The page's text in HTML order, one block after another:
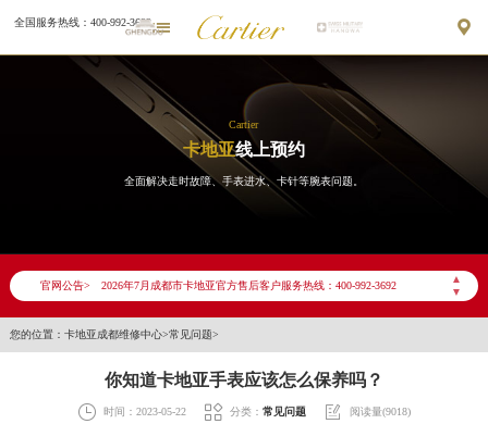
全国服务热线：400-992-3692 
Cartier
卡地亚线上预约
全面解决走时故障、手表进水、卡针等腕表问题。
官网公告>
▲
▼
2026年7月卡地亚售后服务中心最新网点地址：
四川省成都市锦江区人民东路6号SAC东原中心24层2406B室卡地亚售后服务中心（需提前预约）
节假日正常营业！
您的位置： 卡地亚成都维修中心>常见问题>
你知道卡地亚手表应该怎么保养吗？
 时间：2023-05-22  分类： 常见问题  阅读量(9018)